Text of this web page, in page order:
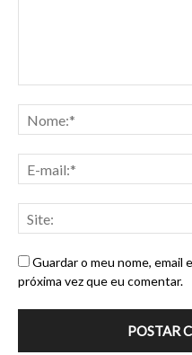
Guardar o meu nome, email
próxima vez que eu comentar.